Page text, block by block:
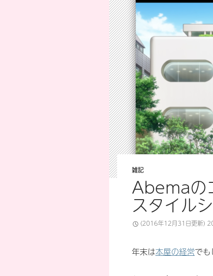
雑記
Abemaの
スタイル
(2016年12月31日更新)
年末は本屋の経営でも